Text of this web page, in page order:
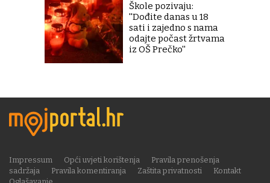
Škole pozivaju:
''Dođite danas u 18
sati i zajedno s nama
odajte počast žrtvama
iz OŠ Prečko''
Impressum Opći uvjeti korištenja
Pravila prenošenja
sadržaja
Pravila komentiranja Zaštita privatnosti
Kontakt